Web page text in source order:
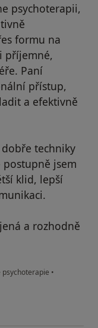
psychoterapii,
formu na
příjemné,
Paní
přístup,
a efektivně
techniky
jsem
klid, lepší
a rozhodně
psychoterapie •